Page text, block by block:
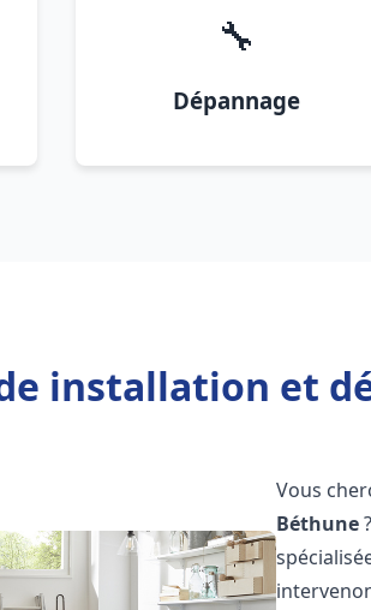
🔧
Dépannage
installation et
Vous
Béthune